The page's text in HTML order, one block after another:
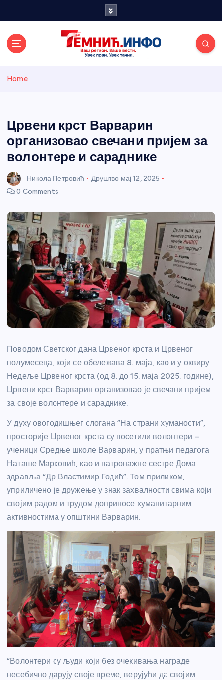
и портал
Home
Црвени крст Варварин
организовао свечани пријем за
волонтере и сараднике
Никола Петровић Друштво мај 12, 2025
0 Comments
Поводом Светског дана Црвеног крста и Црвеног
полумесеца, који се обележава 8. маја, као и у оквиру
Недеље Црвеног крста (од 8. до 15. маја 2025. године),
Црвени крст Варварин организовао је свечани пријем
за своје волонтере и сараднике.
У духу овогодишњег слогана “На страни хуманости”,
просторије Црвеног крста су посетили волонтери –
ученици Средње школе Варварин, у пратњи педагога
Наташе Марковић, као и патронажне сестре Дома
здравља “Др Властимир Годић”. Том приликом,
уприличено је дружење у знак захвалности свима који
својим радом и трудом доприносе хуманитарним
активностима у општини Варварин.
“Волонтери су људи који без очекивања награде
несебично дарују своје време, верујући да својим